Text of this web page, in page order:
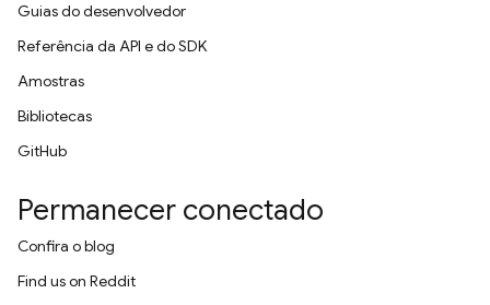
Guias do desenvolvedor
Referência da API e do SDK
Amostras
Bibliotecas
GitHub
Permanecer conectado
Confira o blog
Find us on Reddit